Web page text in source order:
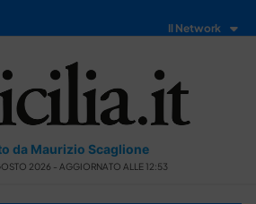
Il Network
da Maurizio Scaglione
2026 - AGGIORNATO ALLE 12:53